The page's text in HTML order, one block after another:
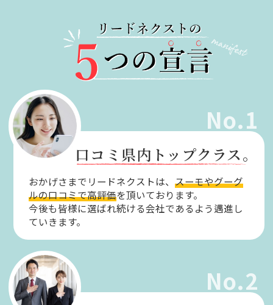
No.1
口コミ県内トップクラス。
おかげさまでリードネクストは、スーモやグーグ
ルの口コミで高評価を頂いております。
今後も皆様に選ばれ続ける会社であるよう邁進し
ていきます。
No.2